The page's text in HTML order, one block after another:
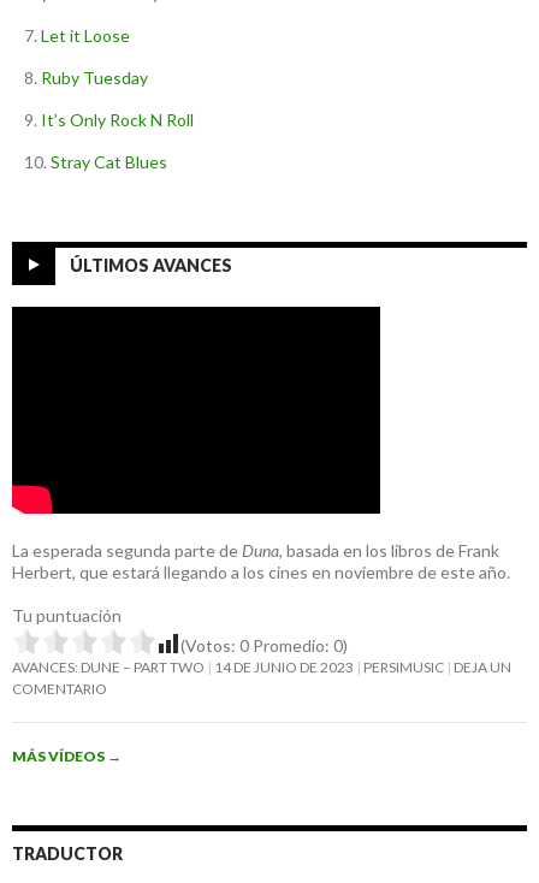
Let it Loose
Ruby Tuesday
It’s Only Rock N Roll
Stray Cat Blues
ÚLTIMOS AVANCES
La esperada segunda parte de Duna, basada en los libros de Frank
Herbert, que estará llegando a los cines en noviembre de este año.
Tu puntuación
(Votos: 0 Promedio: 0)
AVANCES: DUNE – PART TWO 14 DE JUNIO DE 2023 PERSIMUSIC DEJA UN
COMENTARIO
MÁS VÍDEOS →
TRADUCTOR